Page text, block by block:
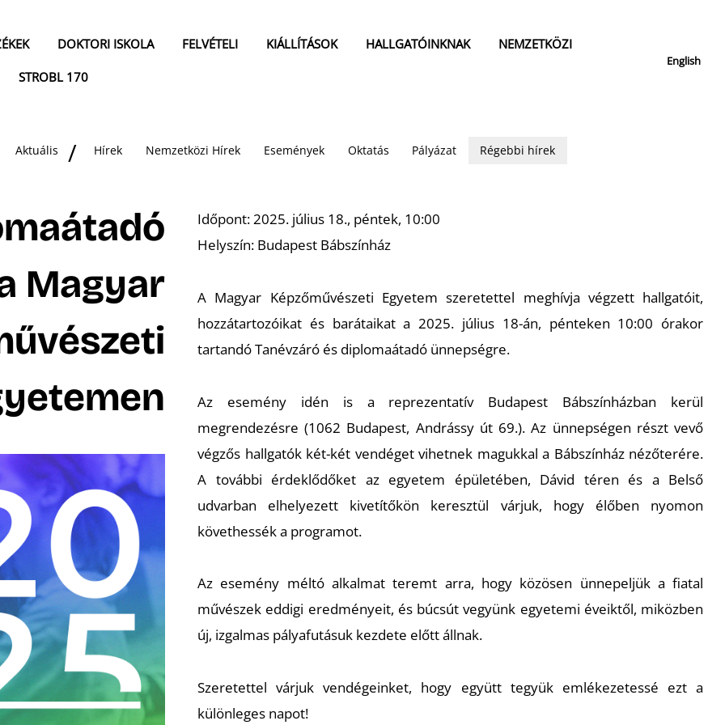
DOKTORI ISKOLA FELVÉTELI KIÁLLÍTÁSOK HALLGATÓINKNAK
NEMZETKÖZI
STROBL 170
English
Aktuális Hírek Nemzetközi Hírek Események Oktatás Pályázat Régebbi hírek
Magyar
Időpont: 2025. július 18., péntek, 10:00
Helyszín: Budapest Bábszínház
A Magyar Képzőművészeti Egyetem szeretettel meghívja végzett hallgatóit,
hozzátartozóikat és barátaikat a 2025. július 18-án, pénteken 10:00 órakor
tartandó Tanévzáró és diplomaátadó ünnepségre.
Az esemény idén is a reprezentatív Budapest Bábszínházban kerül
megrendezésre (1062 Budapest, Andrássy út 69.). Az ünnepségen részt vevő
végzős hallgatók két-két vendéget vihetnek magukkal a Bábszínház nézőterére.
A további érdeklődőket az egyetem épületében, Dávid téren és a Belső
udvarban elhelyezett kivetítőkön keresztül várjuk, hogy élőben nyomon
követhessék a programot.
Az esemény méltó alkalmat teremt arra, hogy közösen ünnepeljük a fiatal
művészek eddigi eredményeit, és búcsút vegyünk egyetemi éveiktől, miközben
új, izgalmas pályafutásuk kezdete előtt állnak.
Szeretettel várjuk vendégeinket, hogy együtt tegyük emlékezetessé ezt a
különleges napot!